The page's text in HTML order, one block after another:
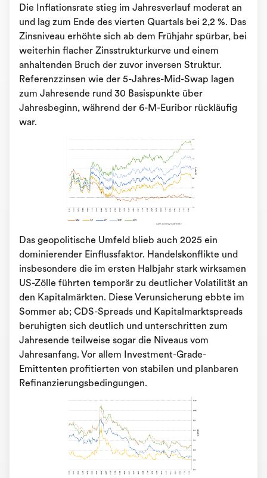
Die Inflationsrate stieg im Jahresverlauf moderat an
und lag zum Ende des vierten Quartals bei 2,2 %. Das
Zinsniveau erhöhte sich ab dem Frühjahr spürbar, bei
weiterhin flacher Zinsstrukturkurve und einem
anhaltenden Bruch der zuvor inversen Struktur.
Referenzzinsen wie der 5-Jahres-Mid-Swap lagen
zum Jahresende rund 30 Basispunkte über
Jahresbeginn, während der 6-M-Euribor rückläufig
war.
Das geopolitische Umfeld blieb auch 2025 ein
dominierender Einflussfaktor. Handelskonflikte und
insbesondere die im ersten Halbjahr stark wirksamen
US-Zölle führten temporär zu deutlicher Volatilität an
den Kapitalmärkten. Diese Verunsicherung ebbte im
Sommer ab; CDS-Spreads und Kapitalmarktspreads
beruhigten sich deutlich und unterschritten zum
Jahresende teilweise sogar die Niveaus vom
Jahresanfang. Vor allem Investment-Grade-
Emittenten profitierten von stabilen und planbaren
Refinanzierungsbedingungen.